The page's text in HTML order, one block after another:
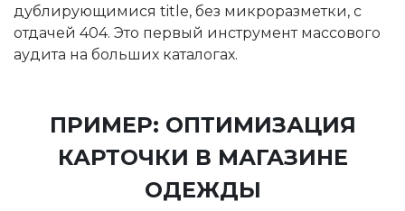
дублирующимися title, без микроразметки, с
отдачей 404. Это первый инструмент массового
аудита на больших каталогах.
ПРИМЕР: ОПТИМИЗАЦИЯ
КАРТОЧКИ В МАГАЗИНЕ
ОДЕЖДЫ